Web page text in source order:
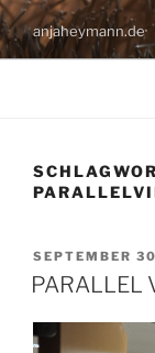
Zum
Inhalt
springen
anjaheymann.de
AM
SEPTEMBER
PARALLEL